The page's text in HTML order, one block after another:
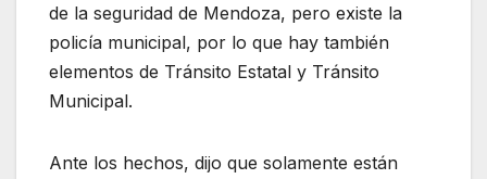
de la seguridad de Mendoza, pero existe la
policía municipal, por lo que hay también
elementos de Tránsito Estatal y Tránsito
Municipal.
Ante los hechos, dijo que solamente están